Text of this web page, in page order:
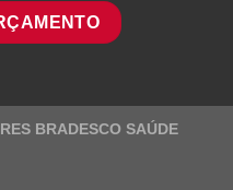
BRADESCO SAÚDE